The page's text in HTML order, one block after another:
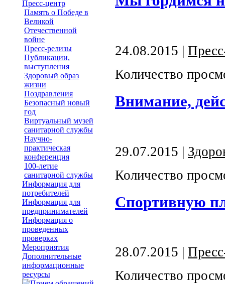
Пресс-центр
Память о Победе в
Великой
Отечественной
войне
Пресс-релизы
Публикации,
выступления
Здоровый образ
жизни
Поздравления
Безопасный новый
год
Виртуальный музей
санитарной службы
Научно-
практическая
конференция
100-летие
санитарной службы
Информация для
потребителей
Информация для
предпринимателей
Информация о
проведенных
проверках
Мероприятия
Дополнительные
информационные
ресурсы
24.08.2015 |
Количество
Внимание,
29.07.2015 |
Количество
Спортивную
28.07.2015 |
Количество